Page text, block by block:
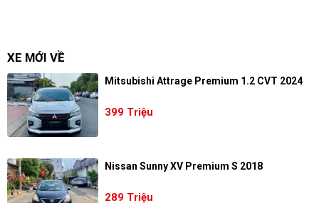
XE MỚI VỀ
Mitsubishi Attrage Premium 1.2 CVT 2024
399 Triệu
Nissan Sunny XV Premium S 2018
289 Triệu